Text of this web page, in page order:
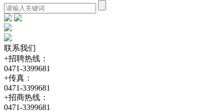
联系我们
+招聘热线：
0471-3399681
+传真：
0471-3399681
+招商热线：
0471-3399681